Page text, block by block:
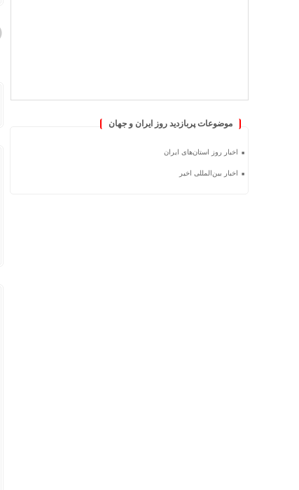
موضوعات پربازدید روز ایران و جهان
اخبار روز استان‌های ایران
اخبار بین‌المللی اخیر